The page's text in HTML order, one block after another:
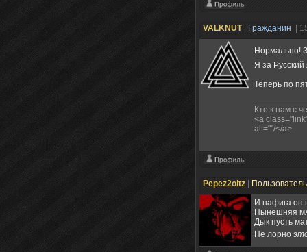
VALKNUT| Гражданин |
Нормально!
Я за Русский
Теперь по
Кто к нам с
<a
alt=""/</a>
Pepez2oltz
И нафига он
Нынешняя
Дык пусть
Не лорно